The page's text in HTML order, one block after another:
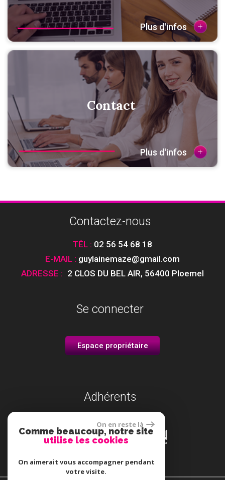
Plus d'infos +
Contact
Plus d'infos +
Contactez-nous
TÉL : 02 56 54 68 18
E-MAIL : guylainemaze@gmail.com
ADRESSE : 2 CLOS DU BEL AIR, 56400 Ploemel
Se connecter
Espace propriétaire
Adhérents
On en reste là
Comme beaucoup, notre site
utilise les cookies
On aimerait vous accompagner pendant
votre visite.